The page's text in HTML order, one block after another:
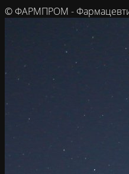
© ФАРМПРОМ -